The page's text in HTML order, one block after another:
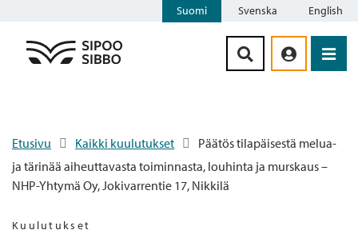
Suomi Svenska English
Etusivu Kaikki kuulutukset
Päätös tilapäisestä melua-
ja tärinää aiheuttavasta toiminnasta, louhinta ja murskaus –
NHP-Yhtymä Oy, Jokivarrentie 17, Nikkilä
Kuulutukset